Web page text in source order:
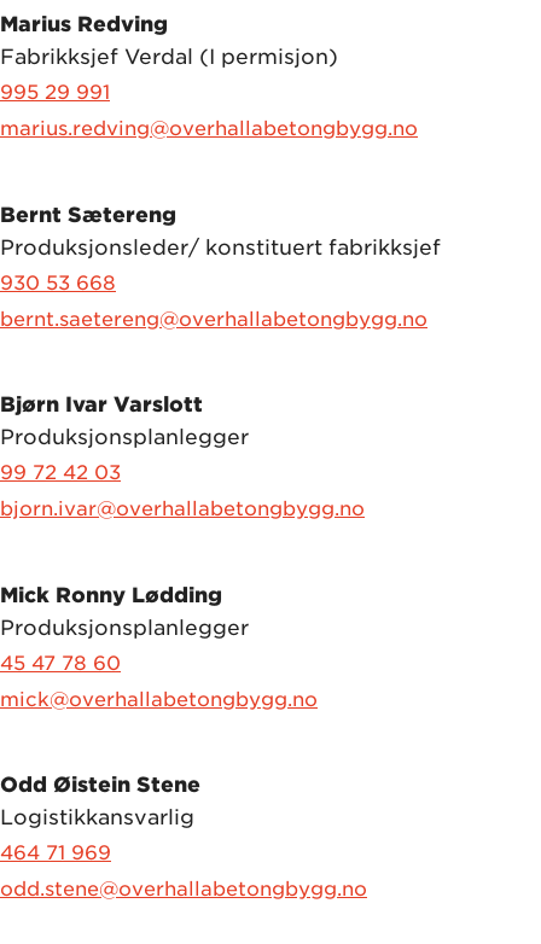
Marius Redving
Fabrikksjef Verdal (I permisjon)
995 29 991
marius.redving@overhallabetongbygg.no
Bernt Sætereng
Produksjonsleder/ konstituert fabrikksjef
930 53 668
bernt.saetereng@overhallabetongbygg.no
Bjørn Ivar Varslott
Produksjonsplanlegger
99 72 42 03
bjorn.ivar@overhallabetongbygg.no
Mick Ronny Lødding
Produksjonsplanlegger
45 47 78 60
mick@overhallabetongbygg.no
Odd Øistein Stene
Logistikkansvarlig
464 71 969
odd.stene@overhallabetongbygg.no